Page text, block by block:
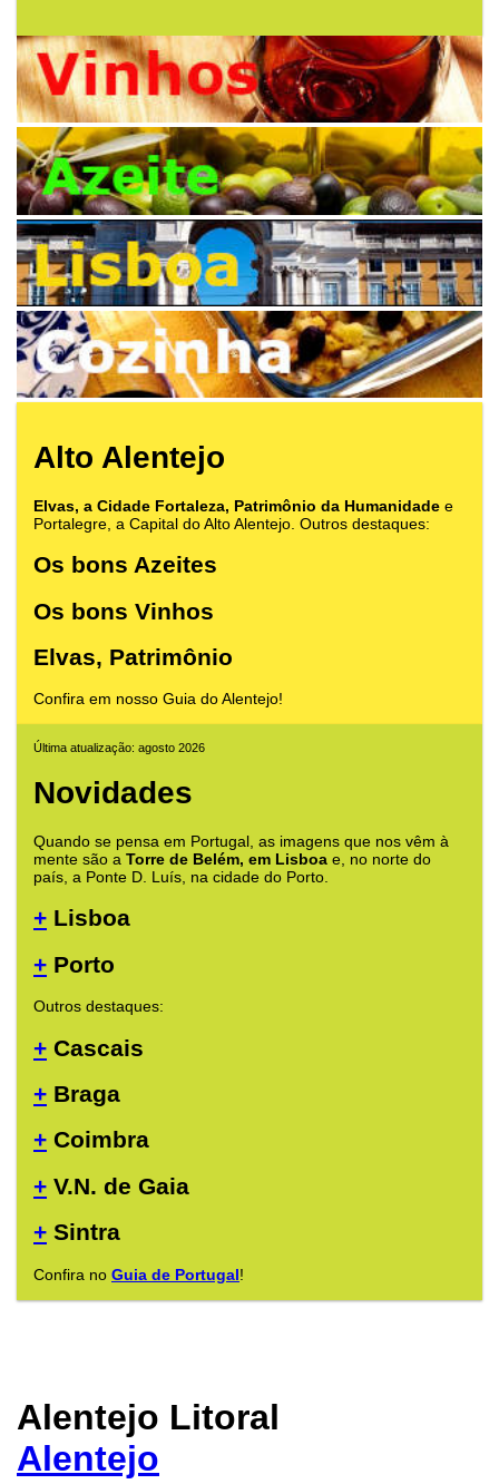
Alto Alentejo
Elvas, a Cidade Fortaleza, Patrimônio da Humanidade e
Portalegre, a Capital do Alto Alentejo. Outros destaques:
Os bons Azeites
Os bons Vinhos
Elvas, Patrimônio
Confira em nosso Guia do Alentejo!
Última atualização: agosto 2026
Novidades
Quando se pensa em Portugal, as imagens que nos vêm à
mente são a Torre de Belém, em Lisboa e, no norte do
país, a Ponte D. Luís, na cidade do Porto.
+ Lisboa
+ Porto
Outros destaques:
+ Cascais
+ Braga
+ Coimbra
+ V.N. de Gaia
+ Sintra
Confira no Guia de Portugal!
Alentejo Litoral
Alentejo